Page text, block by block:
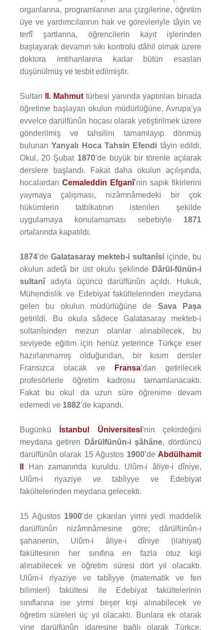
organlarına, programlarının ana çizgilerine, öğretim
üye ve yardımcılarının hak ve görevleriyle tâyin ve
terfî şartlarına, öğrencilerin kayıt işlerinden
başlayarak devamın sıkı kontrolü dâhil olmak üzere
doktora imtihanlarına kadar bütün esasları
düşünülmüş ve tesbit edilmiştir.
Sultan II. Mahmut türbesi yanında yaptırılan binada
öğretime başlayan okulun müdürlüğüne, Avrupa’ya
evvelce darülfünûn hocası olarak yetiştirilmek üzere
gönderilmiş ve tahsilini tamamlayıp dönmüş
bulunanYanyalı Hoca Tahsin Efendi tâyin edildi.
Okul, 20 Şubat 1870’de büyük bir törenle açılarak
derslere başlandı. Fakat daha okulun açılışında,
hocalardan Cemaleddin Efganî’nin sapık fikirlerini
yaymaya çalışması, nizâmnâmedeki bir çok
hükümlerin tatbikatının istenilen şekilde
uygulamaya konulamaması sebebiyle 1871
ortalarında kapatıldı.
1874’deGalatasaray mekteb-i sultanîsiiçinde, bu
okulun adetâ bir üst okulu şeklinde
Dârül-fünün-i
sultanîadıyla üçüncü darülfünûn açıldı. Hukuk,
Mühendislik ve Edebiyat fakültelerinden meydana
gelen bu okulun müdürlüğüne de Sava Paşa
getirildi. Bu okula sâdece Galatasaray mekteb-i
sultanîsinden mezun olanlar alınabilecek, bu
seviyede eğitim için henüz yeterince Türkçe eser
hazırlanmamış olduğundan, bir kısım dersler
Fransızca olacak ve
Fransa’dan getirilecek
profesörlerle öğretim kadrosu tamamlanacaktı.
Fakat bu okul da uzun süre öğrenime devam
edemedi ve 1882’de kapandı.
Bugünkü İstanbul Üniversitesi’nin çekirdeğini
meydana getiren
Dârülfünûn-i şâhâne, dördüncü
darülfünûn olarak 15 Ağustos 1900’deAbdülhamit
Han zamanında kuruldu. Ulûm-i âliye-i dîniye,
Ulûm-i riyaziye ve tabîiyye ve Edebiyat
fakültelerinden meydana gelecekti.
15 Ağustos 1900’de çıkarılan yirmi yedi maddelik
darülfünûn nizâmnâmesine göre; dârülfünûn-ı
şahanenin, Ulûm-i âliye-i dîniye (ilahiyat)
fakültesinin her sınıfına en fazla otuz kişi
alınabilecek ve öğretim süresi dört yıl olacaktı.
Ulûm-i riyaziye ve tabîiyye (matematik ve fen
bilimleri) fakültesi ile Edebiyat fakültelerinin
sınıflarına ise yirmi beşer kişi alınabilecek ve
öğretim süreleri üç yıl olacaktı. Bunlara ek olarak
yine darülfünûn idaresine bağlı olarak Türkçe,